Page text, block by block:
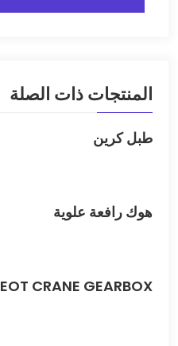
المنتجات ذات الصلة
طبل كرين
هوك رافعة علوية
EOT CRANE GEARBOX